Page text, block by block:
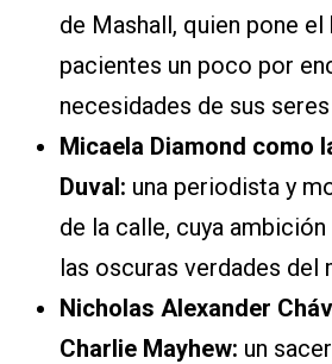
de Mashall, quien pone
pacientes un poco por
necesidades de sus
Micaela Diamond como
Duval: una periodista y
de la calle, cuya
las oscuras verdades del
Nicholas Alexander
Charlie Mayhew: un